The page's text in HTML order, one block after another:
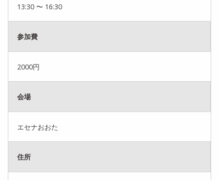
13:30 〜 16:30
参加費
2000円
会場
エセナおおた
住所